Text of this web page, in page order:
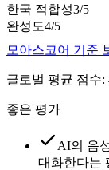
한국 적합성3/5
완성도4/5
모아스코어 기준
글로벌 평균 점수:
좋은 평가
AI의 음
대화한다는